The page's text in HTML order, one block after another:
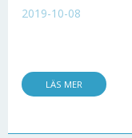
2019-10-08
LÄS MER